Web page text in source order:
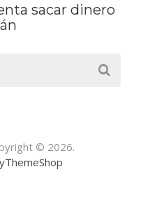
sacar dinero
© 2026.